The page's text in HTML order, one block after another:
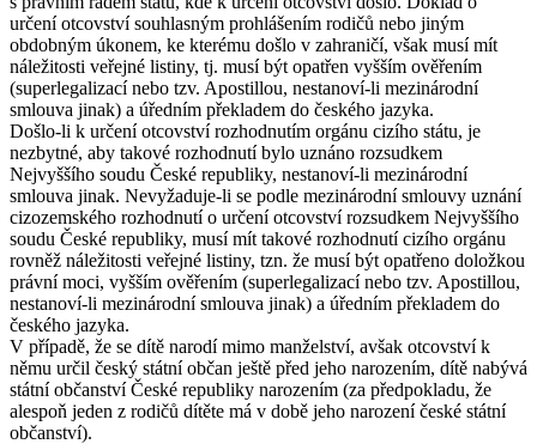
určení otcovství souhlasným prohlášením rodičů nebo jiným
obdobným úkonem, ke kterému došlo v zahraničí, však musí mít
náležitosti veřejné listiny, tj. musí být opatřen vyšším ověřením
(superlegalizací nebo tzv. Apostillou, nestanoví-li mezinárodní
smlouva jinak) a úředním překladem do českého jazyka.
Došlo-li k určení otcovství rozhodnutím orgánu cizího státu, je
nezbytné, aby takové rozhodnutí bylo uznáno rozsudkem
Nejvyššího soudu České republiky, nestanoví-li mezinárodní
smlouva jinak. Nevyžaduje-li se podle mezinárodní smlouvy uznání
cizozemského rozhodnutí o určení otcovství rozsudkem Nejvyššího
soudu České republiky, musí mít takové rozhodnutí cizího orgánu
rovněž náležitosti veřejné listiny, tzn. že musí být opatřeno doložkou
právní moci, vyšším ověřením (superlegalizací nebo tzv. Apostillou,
nestanoví-li mezinárodní smlouva jinak) a úředním překladem do
českého jazyka.
V případě, že se dítě narodí mimo manželství, avšak otcovství k
němu určil český státní občan ještě před jeho narozením, dítě nabývá
státní občanství České republiky narozením (za předpokladu, že
alespoň jeden z rodičů dítěte má v době jeho narození české státní
občanství).